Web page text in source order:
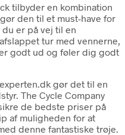
tilbyder en kombination
den til et must-have for
er på vej til en
tur med vennerne,
godt ud og føler dig godt
gør det til en
The Cycle Company
de bedste priser på
af muligheden for at
denne fantastiske trøje.